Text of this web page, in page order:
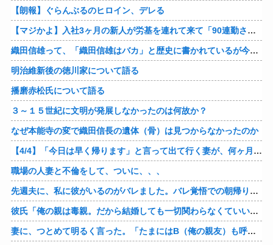
【朗報】ぐらんぶるのヒロイン、デレる
【マジかよ】入社3ヶ月の新人が労基を連れて来て「90連勤させられました」「労働基準法違反です」→俺「彼は30連休中ですが?」
織田信雄って、「織田信雄はバカ」と歴史に書かれているが今まで家が残っているんでバカではないよな？
明治維新後の徳川家について語る
播磨赤松氏について語る
３～１５世紀に文明が発展しなかったのは何故か？
なぜ本能寺の変で織田信長の遺体（骨）は見つからなかったのか
【4/4】「今日は早く帰ります」と言って出て行く妻が、何ヶ月ぶりだろう、見送る私に振り返って手を振っている。罪のなせる気持ちの表れなのか。今日の午後調査員から連絡が入る…
職場の人妻と不倫をして、ついに、、、
先週夫に、私に彼がいるのがバレました。バレ覚悟での朝帰りでしたが・・・ 私は意志を持って彼に抱かれました。その時にはもう結婚生活を終わりにする覚悟が出来ていました。
彼氏「俺の親は毒親。だから結婚しても一切関わらなくていい」私「うん」彼氏「そのかわり俺もお前の親と一切関わらない。結婚の挨拶にも行かない」私「えっ」
妻に、つとめて明るく言った。「たまにはB（俺の親友）も呼んで家で鍋でもしようか。」妻は箸を持つ手をブルブル震わせながら「何でBさんなの？」と。お前の浮気相手だからだよ！！